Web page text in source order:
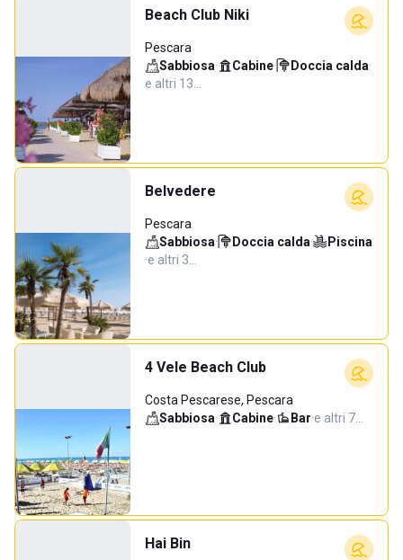
Beach Club Niki
Pescara
Sabbiosa· Cabine· Doccia calda·
e altri 13…
Belvedere
Pescara
Sabbiosa· Doccia calda·
Piscina
·e altri 3…
4 Vele Beach Club
Costa Pescarese, Pescara
Sabbiosa· Cabine· Bar·e altri 7…
Hai Bin